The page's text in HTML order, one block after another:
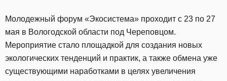
Молодежный форум «Экосистема» проходит с 23 по 27
мая в Вологодской области под Череповцом.
Мероприятие стало площадкой для создания новых
экологических тенденций и практик, а также обмена уже
существующими наработками в целях увеличения